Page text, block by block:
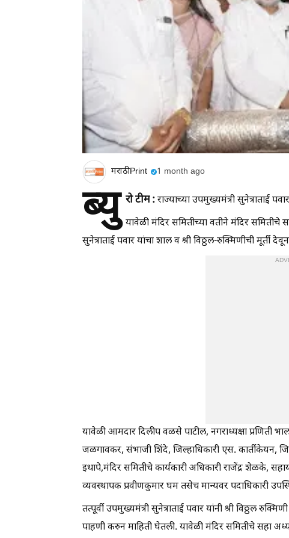
मराठीPrint 1 month ago
ब्यु रो टीम :राज्याच्या उपमुख्यमंत्री सुनेत्राताई
यावेळी मंदिर समितीच्या वतीने मंदिर
सुनेत्राताई पवार यांचा शाल व श्री विठ्ठल-रुक्मिणीची मूर्ती
यावेळी आमदार दिलीप वळसे पाटील, नगराध्यक्षा प्रणिती
जळगावकर, संभाजी शिंदे, जिल्हाधिकारी एस. कार्तीकेयन,
इथापे,मंदिर समितीचे कार्यकारी अधिकारी राजेंद्र शेळके,
व्यवस्थापक प्रवीणकुमार घम तसेच मान्यवर पदाधिकारी
तत्पूर्वी उपमुख्यमंत्री सुनेत्राताई पवार यांनी श्री विठ्ठल
पाहणी करुन माहिती घेतली. यावेळी मंदिर समितीचे सहा